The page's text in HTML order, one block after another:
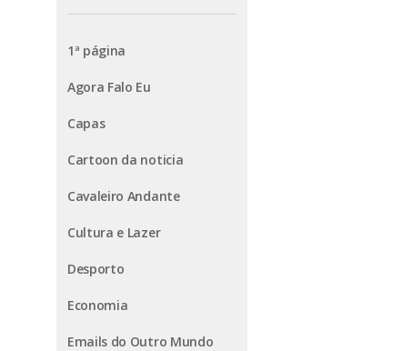
1ª página
Agora Falo Eu
Capas
Cartoon da noticia
Cavaleiro Andante
Cultura e Lazer
Desporto
Economia
Emails do Outro Mundo